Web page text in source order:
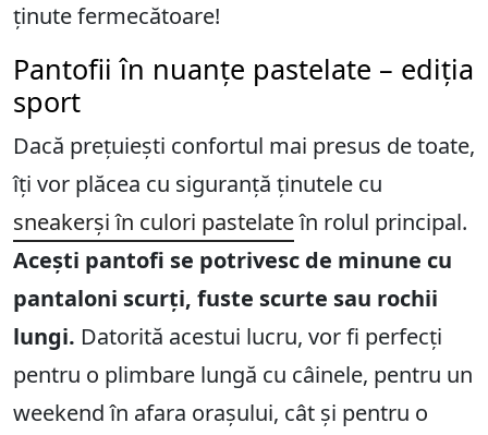
ținute fermecătoare!
Pantofii în nuanțe pastelate – ediția
sport
Dacă prețuiești confortul mai presus de toate,
îți vor plăcea cu siguranță ținutele cu
sneakerși în culori pastelateîn rolul principal.
Acești pantofi se potrivesc de minune cu
pantaloni scurți, fuste scurte sau rochii
lungi. Datorită acestui lucru, vor fi perfecți
pentru o plimbare lungă cu câinele, pentru un
weekend în afara orașului, cât și pentru o